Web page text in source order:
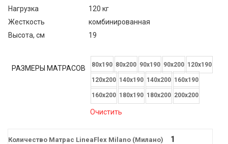
Нагрузка
120 кг
Жесткость
комбинированная
Высота, см
19
РАЗМЕРЫ МАТРАСОВ 80x190 80x200 90x190 90x200 120x190
120x200 140x190 140x200 160x190
160x200 180x190 180x200 200х200
Очистить
Количество Матрас LineaFlex Milano (Милано)